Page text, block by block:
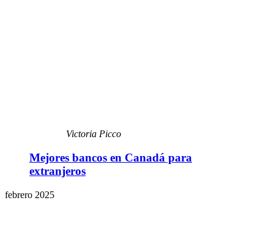
Victoria Picco
Mejores bancos en Canadá para
extranjeros
febrero 2025